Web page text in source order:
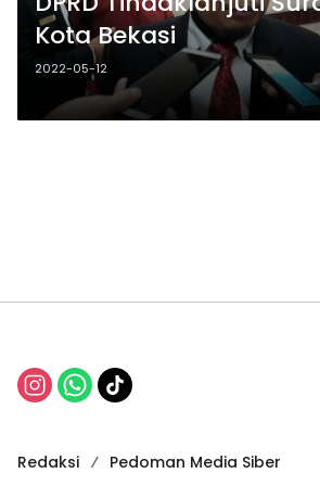
Kota Bekasi
2022-05-12
admin
Redaksi Pedoman Media Siber